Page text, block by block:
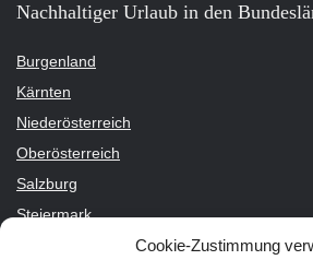
Cookie-Zustimmung
Nachhaltiger Urlaub in den
Burgenland
Kärnten
Niederösterreich
Oberösterreich
Salzburg
Steiermark